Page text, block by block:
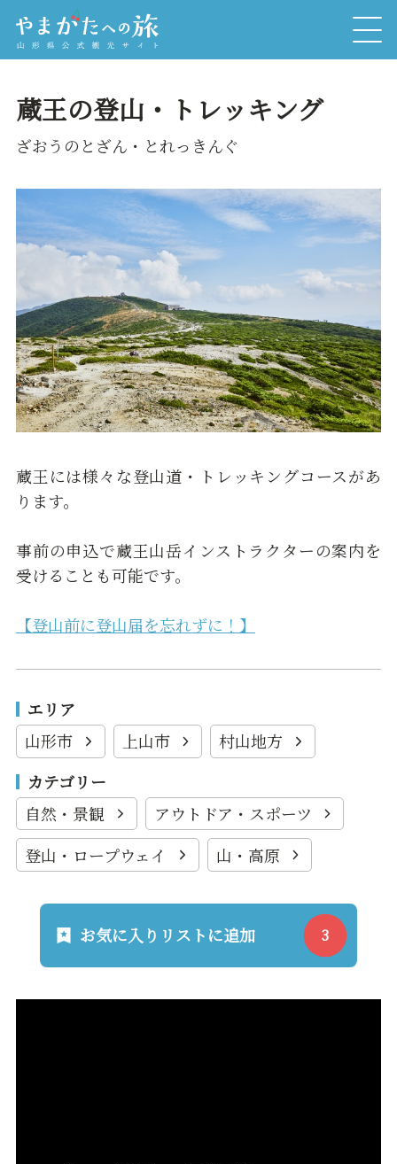
蔵王の登山・トレッキング
ざおうのとざん・とれっきんぐ
蔵王には様々な登山道・トレッキングコースがあ
ります。
事前の申込で蔵王山岳インストラクターの案内を
受けることも可能です。
【登山前に登山届を忘れずに！】
エリア
山形市
上山市
村山地方
カテゴリー
自然・景観
アウトドア・スポーツ
登山・ロープウェイ
山・高原
お気に入りリストに追加